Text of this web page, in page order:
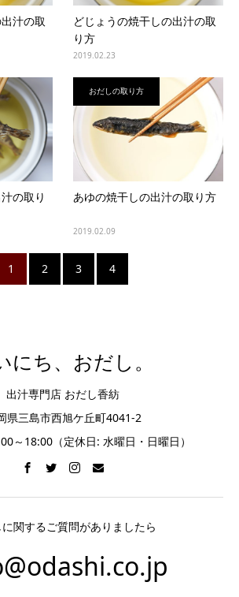
汁の取
どじょうの焼干しの出汁の取
り方
2019.02.23
の取り
おだしの取り方
あゆの焼干しの出汁の取り方
2019.02.09
1 2 3 4
にち、おだし。
出汁専門店 おだし香紡
県三島市西旭ケ丘町4041-2
～18:00（定休日: 水曜日・日曜日）
関するご質問がありましたら